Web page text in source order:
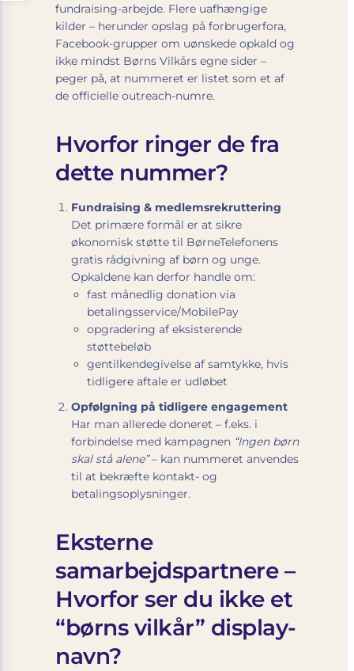
fundraising-arbejde. Flere uafhængige
kilder – herunder opslag på forbrugerfora,
Facebook-grupper om uønskede opkald og
ikke mindst Børns Vil­kårs egne sider –
peger på, at nummeret er listet som et af
de officielle outreach-numre.
Hvorfor ringer de fra
dette nummer?
Fundraising & medlemsrekruttering
Det primære formål er at sikre
økonomisk støtte til BørneTelefonens
gratis rådgivning af børn og unge.
Opkaldene kan derfor handle om:
fast månedlig donation via
betalingsservice/MobilePay
opgradering af eksisterende
støttebeløb
gentilkendegivelse af samtykke, hvis
tidligere aftale er udløbet
Opfølgning på tidligere engagement
Har man allerede doneret – f.eks. i
forbindelse med kampagnen “Ingen børn
skal stå alene”– kan nummeret anvendes
til at bekræfte kontakt- og
betalingsoplysninger.
Eksterne
samarbejdspartnere –
Hvorfor ser du ikke et
“børns vilkår” display-
navn?